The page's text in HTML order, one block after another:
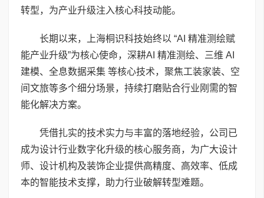
转型，为产业升级注入核心科技动能。
长期以来，上海桐识科技始终以 “AI 精准测绘赋
能产业升级”为核心使命，深耕AI 精准测绘、三维 AI
建模、全息数据采集 等核心技术，聚焦工装家装、空
间文旅等多个细分场景，持续打磨贴合行业刚需的智
能化解决方案。
凭借扎实的技术实力与丰富的落地经验，公司已
成为设计行业数字化升级的核心服务商，为广大设计
师、设计机构及装饰企业提供高精度、高效率、低成
本的智能技术支撑，助力行业破解转型难题。